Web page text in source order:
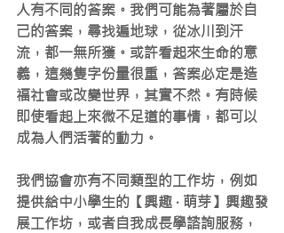
人有不同的答案。我們可能為著屬於自
己的答案，尋找遍地球，從冰川到汗
流，都一無所獲。或許看起來生命的意
義，這幾隻字份量很重，答案必定是造
福社會或改變世界，其實不然。有時候
即使看起上來微不足道的事情，都可以
成為人們活著的動力。
我們協會亦有不同類型的工作坊，例如
提供給中小學生的【興趣 ‧ 萌芽】興趣發
展工作坊，或者自我成長學諮詢服務，